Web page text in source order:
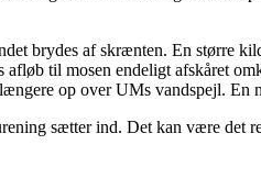
brydes af skrænten. En større
til mosen endeligt afskåret
op over UMs vandspejl.
sætter ind. Det kan være det